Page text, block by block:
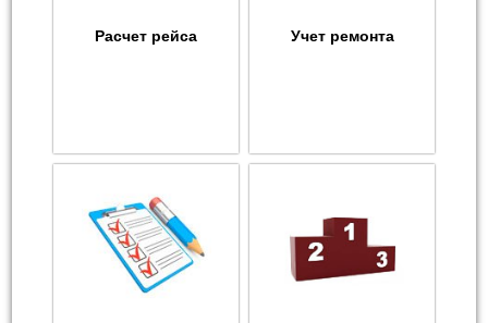
Расчет рейса Учет ремонта